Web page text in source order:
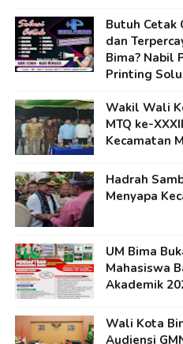
Butuh Cetak
dan
Bima? Nabil
Printing
Wakil Wali
MTQ ke-
Kecamatan
Hadrah
Menyapa
UM Bima
Mahasiswa
Akademik
Wali Kota
Audiensi